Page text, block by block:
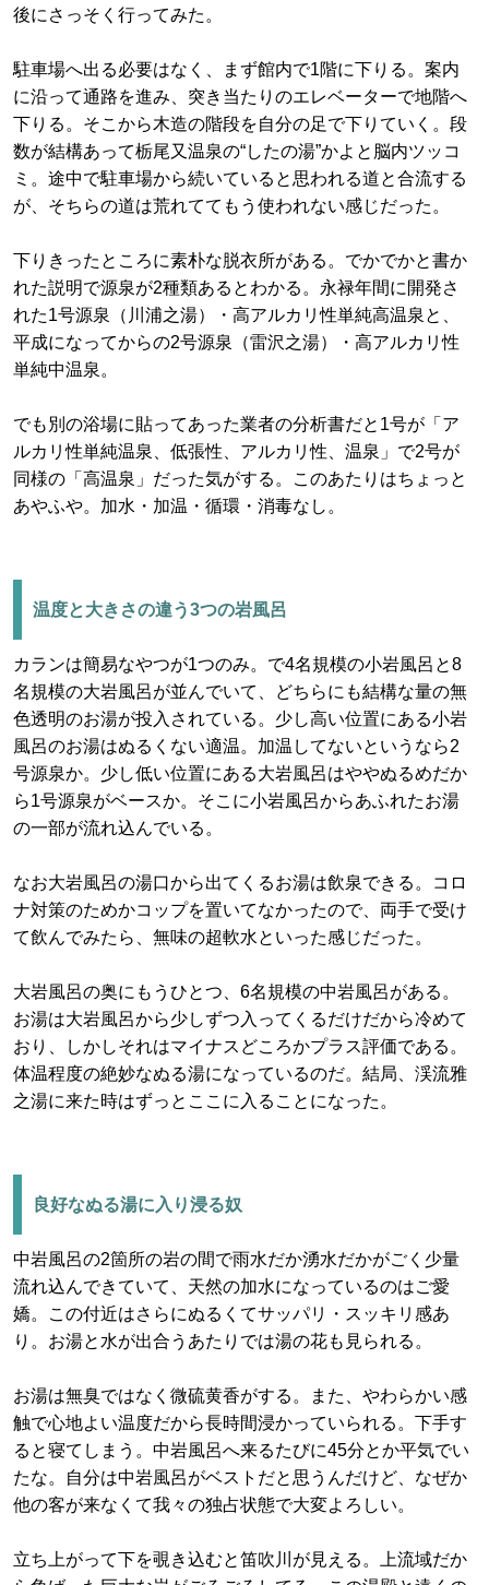
後にさっそく行ってみた。
駐車場へ出る必要はなく、まず館内で1階に下りる。案内
に沿って通路を進み、突き当たりのエレベーターで地階へ
下りる。そこから木造の階段を自分の足で下りていく。段
数が結構あって栃尾又温泉の“したの湯”かよと脳内ツッコ
ミ。途中で駐車場から続いていると思われる道と合流する
が、そちらの道は荒れててもう使われない感じだった。
下りきったところに素朴な脱衣所がある。でかでかと書か
れた説明で源泉が2種類あるとわかる。永禄年間に開発さ
れた1号源泉（川浦之湯）・高アルカリ性単純高温泉と、
平成になってからの2号源泉（雷沢之湯）・高アルカリ性
単純中温泉。
でも別の浴場に貼ってあった業者の分析書だと1号が「ア
ルカリ性単純温泉、低張性、アルカリ性、温泉」で2号が
同様の「高温泉」だった気がする。このあたりはちょっと
あやふや。加水・加温・循環・消毒なし。
温度と大きさの違う3つの岩風呂
カランは簡易なやつが1つのみ。で4名規模の小岩風呂と8
名規模の大岩風呂が並んでいて、どちらにも結構な量の無
色透明のお湯が投入されている。少し高い位置にある小岩
風呂のお湯はぬるくない適温。加温してないというなら2
号源泉か。少し低い位置にある大岩風呂はややぬるめだか
ら1号源泉がベースか。そこに小岩風呂からあふれたお湯
の一部が流れ込んでいる。
なお大岩風呂の湯口から出てくるお湯は飲泉できる。コロ
ナ対策のためかコップを置いてなかったので、両手で受け
て飲んでみたら、無味の超軟水といった感じだった。
大岩風呂の奥にもうひとつ、6名規模の中岩風呂がある。
お湯は大岩風呂から少しずつ入ってくるだけだから冷めて
おり、しかしそれはマイナスどころかプラス評価である。
体温程度の絶妙なぬる湯になっているのだ。結局、渓流雅
之湯に来た時はずっとここに入ることになった。
良好なぬる湯に入り浸る奴
中岩風呂の2箇所の岩の間で雨水だか湧水だかがごく少量
流れ込んできていて、天然の加水になっているのはご愛
嬌。この付近はさらにぬるくてサッパリ・スッキリ感あ
り。お湯と水が出合うあたりでは湯の花も見られる。
お湯は無臭ではなく微硫黄香がする。また、やわらかい感
触で心地よい温度だから長時間浸かっていられる。下手す
ると寝てしまう。中岩風呂へ来るたびに45分とか平気でい
たな。自分は中岩風呂がベストだと思うんだけど、なぜか
他の客が来なくて我々の独占状態で大変よろしい。
立ち上がって下を覗き込むと笛吹川が見える。上流域だか